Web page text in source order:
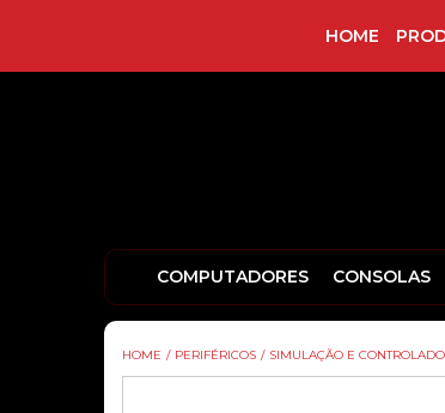
HOME
COMPUTADORES CONSOLAS
HOME / PERIFÉRICOS / SIMULAÇÃO E